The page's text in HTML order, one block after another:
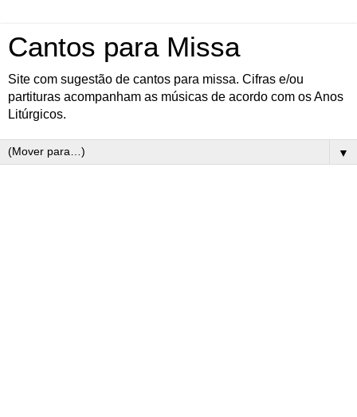
Cantos para Missa
Site com sugestão de cantos para missa. Cifras e/ou
partituras acompanham as músicas de acordo com os Anos
Litúrgicos.
▼